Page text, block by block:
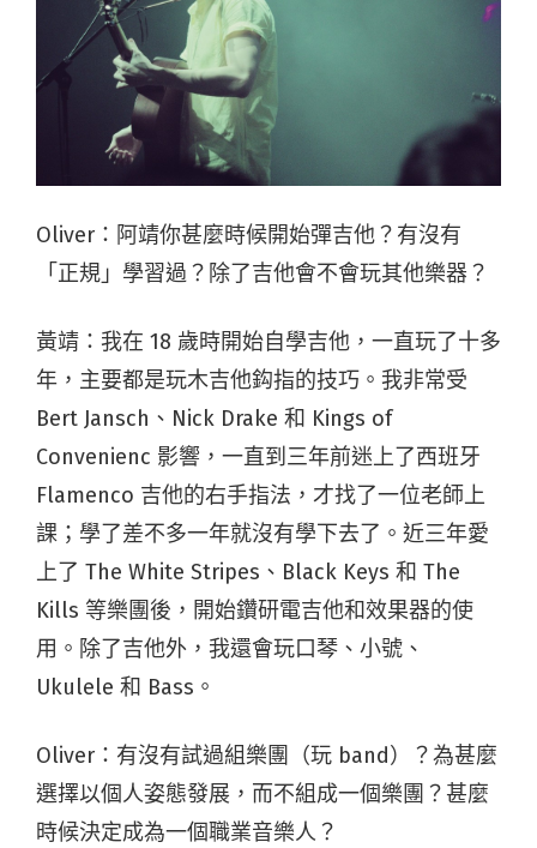
Oliver：阿靖你甚麼時候開始彈吉他？有沒有
「正規」學習過？除了吉他會不會玩其他樂器？
黃靖：我在 18 歲時開始自學吉他，一直玩了十多
年，主要都是玩木吉他鈎指的技巧。我非常受
Bert Jansch、Nick Drake 和 Kings of
Convenienc 影響，一直到三年前迷上了西班牙
Flamenco 吉他的右手指法，才找了一位老師上
課；學了差不多一年就沒有學下去了。近三年愛
上了 The White Stripes、Black Keys 和 The
Kills 等樂團後，開始鑽研電吉他和效果器的使
用。除了吉他外，我還會玩口琴、小號、
Ukulele 和 Bass。
Oliver：有沒有試過組樂團（玩 band）？為甚麼
選擇以個人姿態發展，而不組成一個樂團？甚麼
時候決定成為一個職業音樂人？